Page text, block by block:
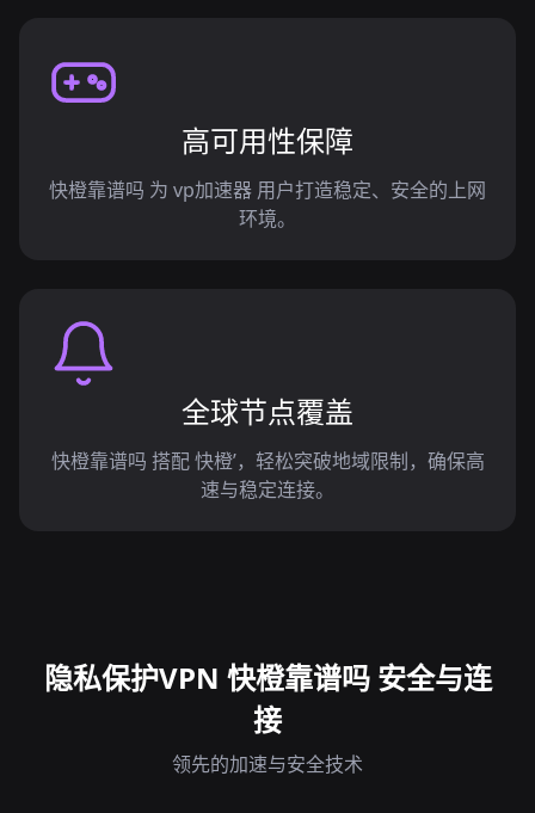
高可用性保障
快橙靠谱吗 为 vp加速器 用户打造稳定、安全的上网
环境。
全球节点覆盖
快橙靠谱吗 搭配 快橙’，轻松突破地域限制，确保高
速与稳定连接。
隐私保护VPN 快橙靠谱吗 安全与连
接
领先的加速与安全技术